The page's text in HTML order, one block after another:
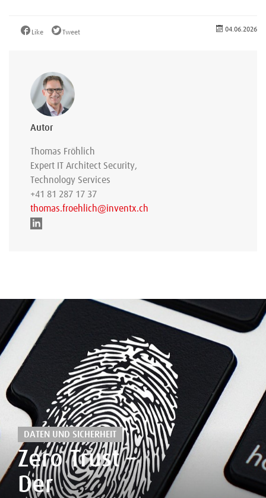
Like Tweet 04.06.2026
Autor
Thomas Fröhlich
Expert IT Architect Security,
Technology Services
+41 81 287 17 37
thomas.froehlich@inventx.ch
DATEN UND SICHERHEIT
Zero Trust –
Der